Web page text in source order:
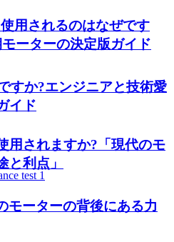
用されるのはなぜです
ーターの決定版ガイド
すか?エンジニアと技術愛
イド
用されますか?「現代のモ
と利点」
モーターの背後にある力